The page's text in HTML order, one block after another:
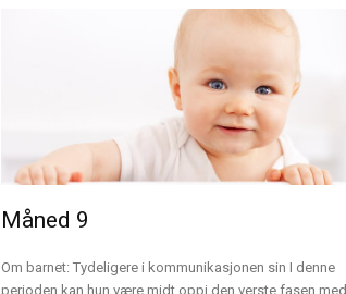
Måned 9
Om barnet: Tydeligere i kommunikasjonen sin I denne
perioden kan hun være midt oppi den verste fasen med